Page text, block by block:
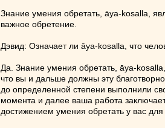
Знание умения обретать, āya-kosalla,
важное обретение.
Дэвид: Означает ли āya-kosalla, что
Да. Знание умения обретать, āya-
что вы и дальше должны эту
до определенной степени выполнили
момента и далее ваша работа
достижением умения обретать у вас